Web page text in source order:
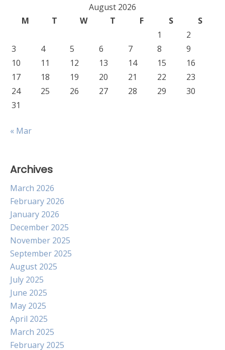
August 2026
M
T W T F S
S
1
2
3
4 5 6 7 8
9
10
11 12 13 14 15
16
17
18 19 20 21 22
23
24
25 26 27 28 29
30
31
« Mar
Archives
March 2026
February 2026
January 2026
December 2025
November 2025
September 2025
August 2025
July 2025
June 2025
May 2025
April 2025
March 2025
February 2025